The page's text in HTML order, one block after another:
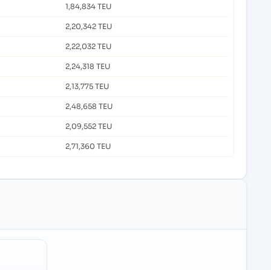
1,84,834 TEU
2,20,342 TEU
2,22,032 TEU
2,24,318 TEU
2,13,775 TEU
2,48,658 TEU
2,09,552 TEU
2,71,360 TEU